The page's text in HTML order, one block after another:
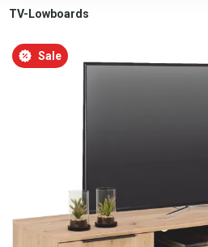
TV-Lowboards
Bildergalerie überspringen
Sale